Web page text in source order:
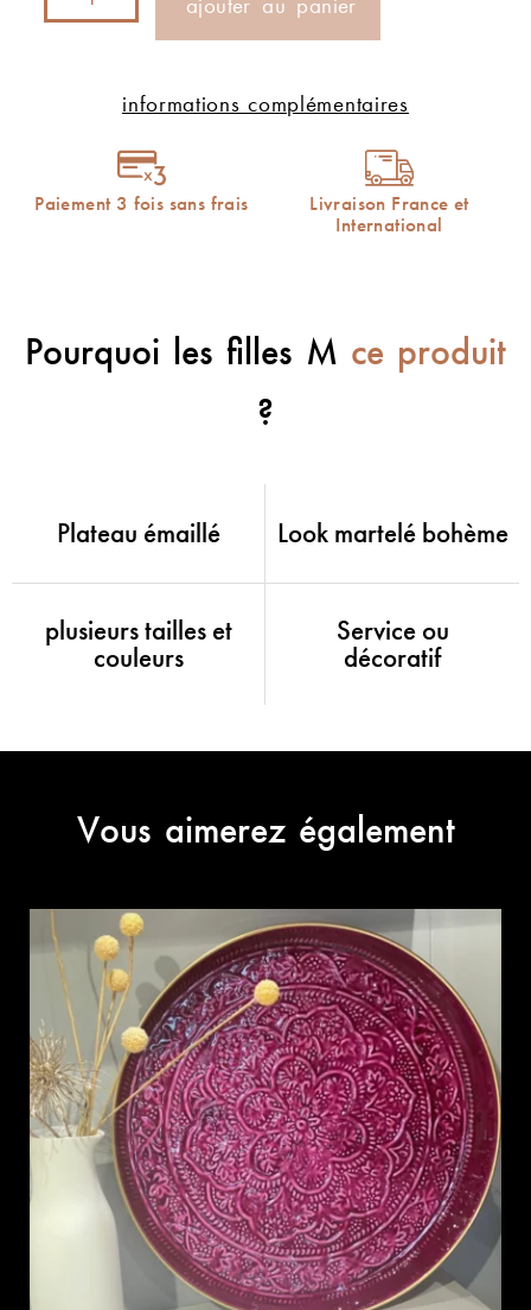
informations complémentaires
Paiement 3 fois sans frais
Livraison France et
International
Pourquoi les filles M ce produit
?
Plateau émaillé Look martelé bohème
plusieurs tailles et
couleurs
Service ou
décoratif
Vous aimerez également